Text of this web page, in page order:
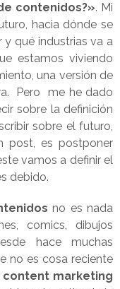
contenidos?». Mi
hacia dónde se
qué industrias va a
estamos viviendo
una versión de
Pero me he dado
sobre la definición
sobre el futuro,
post, es postponer
vamos a definir el
debido.
no es nada
comics, dibujos
hace muchas
no es cosa reciente
content marketing